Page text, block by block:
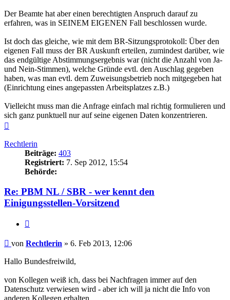
Der Beamte hat aber einen berechtigten Anspruch darauf zu
erfahren, was in SEINEM EIGENEN Fall beschlossen wurde.
Ist doch das gleiche, wie mit dem BR-Sitzungsprotokoll: Über den
eigenen Fall muss der BR Auskunft erteilen, zumindest darüber, wie
das endgültige Abstimmungsergebnis war (nicht die Anzahl von Ja-
und Nein-Stimmen), welche Gründe evtl. den Auschlag gegeben
haben, was man evtl. dem Zuweisungsbetrieb noch mitgegeben hat
(Einrichtung eines angepassten Arbeitsplatzes z.B.)
Vielleicht muss man die Anfrage einfach mal richtig formulieren und
sich ganz punktuell nur auf seine eigenen Daten konzentrieren.
Rechtlerin
Beiträge: 403
Registriert: 7. Sep 2012, 15:54
Behörde:
Re: PBM NL / SBR - wer kennt den
Einigungsstellen-Vorsitzend
Beitrag
von Rechtlerin » 6. Feb 2013, 12:06
Hallo Bundesfreiwild,
von Kollegen weiß ich, dass bei Nachfragen immer auf den
Datenschutz verwiesen wird - aber ich will ja nicht die Info von